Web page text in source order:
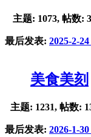
主题: 1073, 帖数:
最后发表: 2025-2-24
美食美刻
主题: 1231, 帖数:
最后发表: 2026-1-